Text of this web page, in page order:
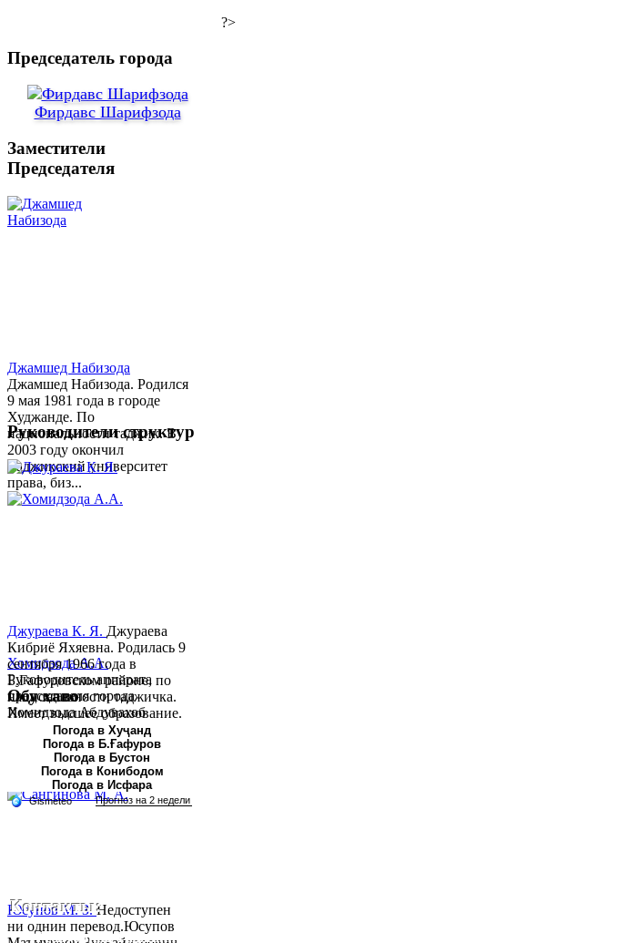
?>
Председатель города
Фирдавс Шарифзода
Заместители
Председателя
Джамшед Набизода
Джамшед Набизода. Родился
9 мая 1981 года в городе
Худжанде. По
национальности таджик. В
2003 году окончил
Таджикский университет
права, биз...
Хомидзода А.А.
Руководитель аппарата
председателя города
Хомидзода Абдувахоб
Абдумаджид родился 8
июня 1978 года в городе
Худжанде. По
национальности...
Руководители структур
Джураева К. Я. Джураева
Кибриё Яхяевна. Родилась 9
сентября 1966 года в
Б.Гафуровском районе, по
национальности таджичка.
Имеет высшее образование.
В 1997 ...
Юсупов М. З.Недоступен
ни однин перевод.Юсупов
Обу хаво
Погода в Хуҷанд
Погода в Б.Ғафуров
Погода в Бустон
Погода в Конибодом
Погода в Исфара
Контакты:
Республика Таджикистан, Согдийскый область,